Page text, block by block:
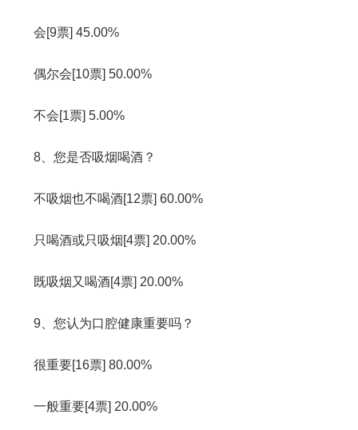
会[9票] 45.00%
偶尔会[10票] 50.00%
不会[1票] 5.00%
8、您是否吸烟喝酒？
不吸烟也不喝酒[12票] 60.00%
只喝酒或只吸烟[4票] 20.00%
既吸烟又喝酒[4票] 20.00%
9、您认为口腔健康重要吗？
很重要[16票] 80.00%
一般重要[4票] 20.00%